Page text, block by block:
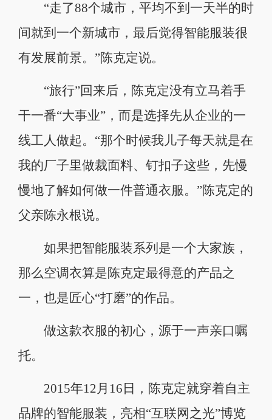
“走了88个城市，平均不到一天半的时
间就到一个新城市，最后觉得智能服装很
有发展前景。”陈克定说。
“旅行”回来后，陈克定没有立马着手
干一番“大事业”，而是选择先从企业的一
线工人做起。“那个时候我儿子每天就是在
我的厂子里做裁面料、钉扣子这些，先慢
慢地了解如何做一件普通衣服。”陈克定的
父亲陈永根说。
如果把智能服装系列是一个大家族，
那么空调衣算是陈克定最得意的产品之
一，也是匠心“打磨”的作品。
做这款衣服的初心，源于一声亲口嘱
托。
2015年12月16日，陈克定就穿着自主
品牌的智能服装，亮相“互联网之光”博览